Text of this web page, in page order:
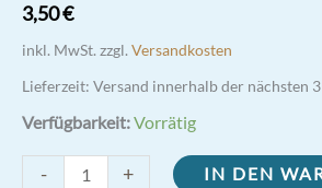
3,50€
inkl. MwSt. zzgl. Versandkosten
Lieferzeit: Versand innerhalb der nächsten
Verfügbarkeit:Vorrätig
-
Medaille
+ IN DEN